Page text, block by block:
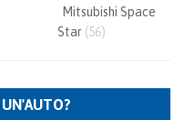
Mitsubishi Space
Star (56)